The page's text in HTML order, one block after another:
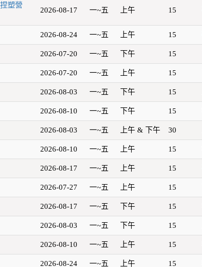
塑營
2026-08-17 一~五 上午 15
2026-08-24 一~五 上午 15
2026-07-20 一~五 下午 15
2026-07-20 一~五 上午 15
2026-08-03 一~五 下午 15
2026-08-10 一~五 下午 15
2026-08-03 一~五 上午 & 下午 30
2026-08-10 一~五 上午 15
2026-08-17 一~五 上午 15
2026-07-27 一~五 上午 15
2026-08-17 一~五 下午 15
2026-08-03 一~五 下午 15
2026-08-10 一~五 上午 15
2026-08-24 一~五 上午 15